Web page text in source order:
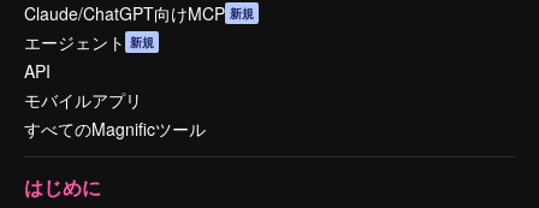
Claude/ChatGPT向けMCP 新規
エージェント 新規
API
モバイルアプリ
すべてのMagnificツール
はじめに